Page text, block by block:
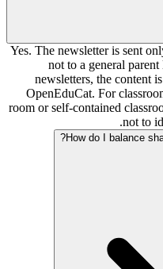
Yes. The newsletter is sent
not to a general
newsletters, the content
OpenEduCat. For
room or self-contained
not to
How do I balance